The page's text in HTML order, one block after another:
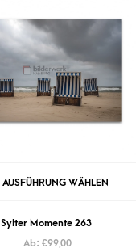
AUSFÜHRUNG WÄHLEN
Sylter Momente 263
Ab: €99,00